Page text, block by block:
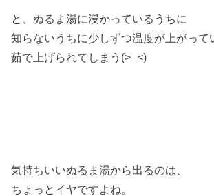
と、ぬるま湯に浸かっているうちに
知らないうちに少しずつ温度が上がって
茹で上げられてしまう(>_<)
気持ちいいぬるま湯から出るのは、
ちょっとイヤですよね。